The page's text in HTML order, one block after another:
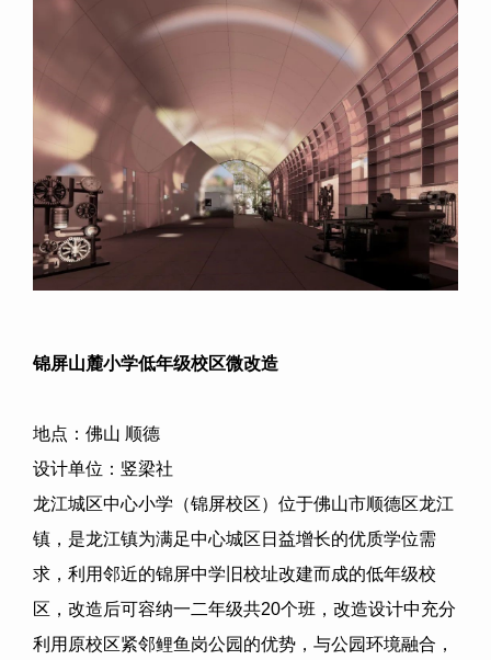
锦屏山麓小学低年级校区微改造
地点：佛山 顺德
设计单位：竖梁社
龙江城区中心小学（锦屏校区）位于佛山市顺德区龙江
镇，是龙江镇为满足中心城区日益增长的优质学位需
求，利用邻近的锦屏中学旧校址改建而成的低年级校
区，改造后可容纳一二年级共20个班，改造设计中充分
利用原校区紧邻鲤鱼岗公园的优势，与公园环境融合，